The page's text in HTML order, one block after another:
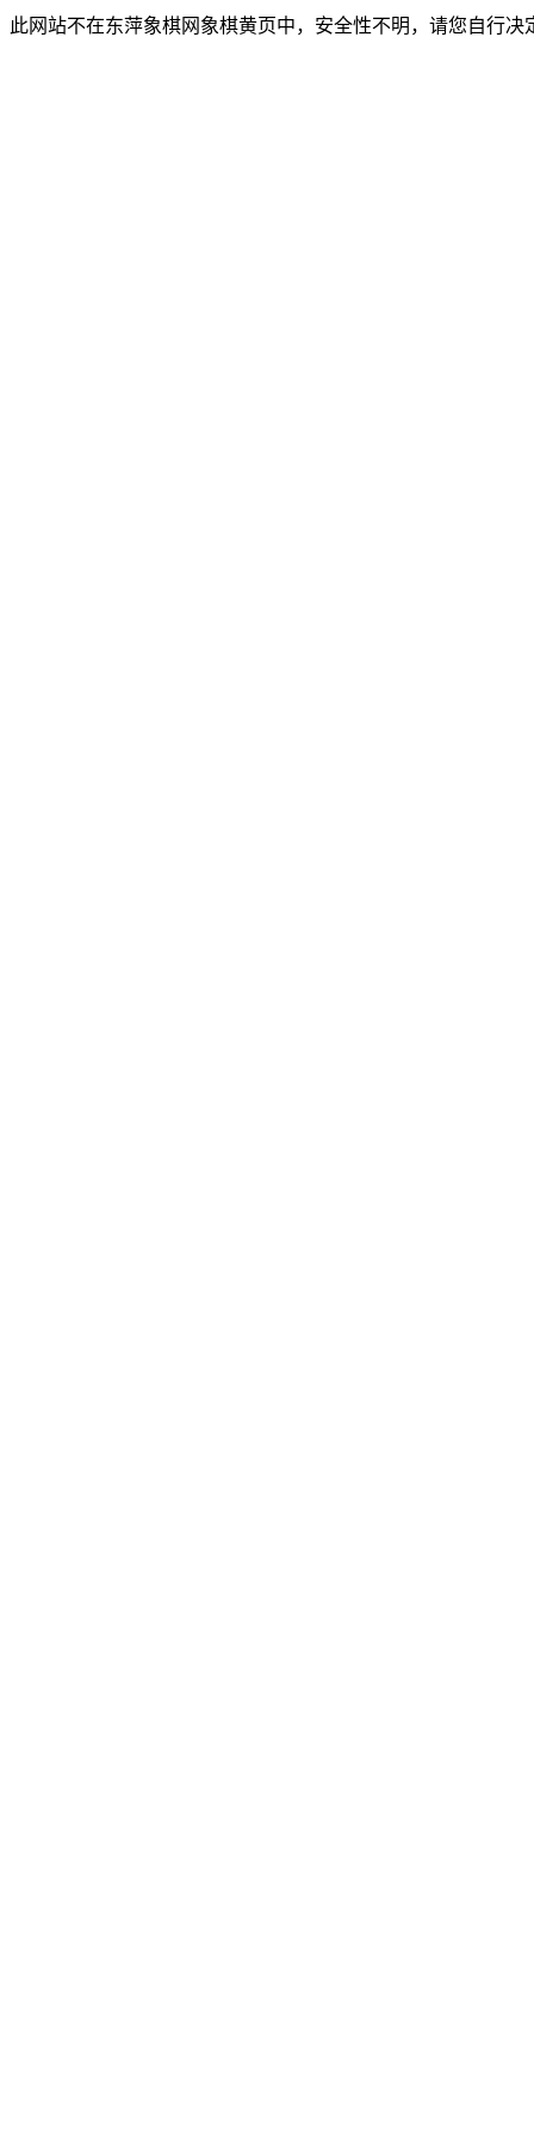
此网站不在东萍象棋网象棋黄页中，安全性不明，请您自行决